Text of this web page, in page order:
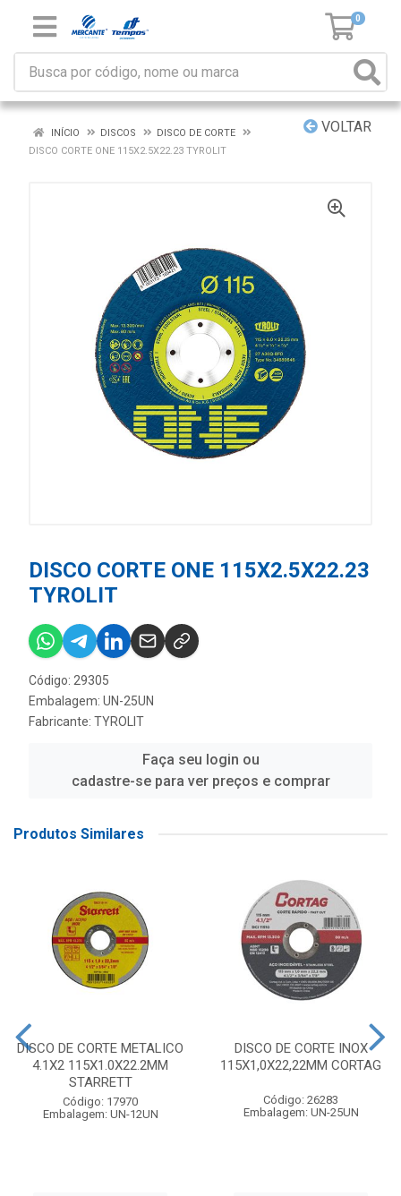
0
VOLTAR
INÍCIO DISCOS
DISCO DE CORTE
DISCO CORTE ONE 115X2.5X22.23 TYROLIT
DISCO CORTE ONE 115X2.5X22.23
TYROLIT
Código: 29305
Embalagem: UN-25UN
Fabricante: TYROLIT
Faça seu login ou
cadastre-se para ver preços e comprar
Produtos Similares
DISCO DE CORTE METALICO
4.1X2 115X1.0X22.2MM
STARRETT
Código: 17970
Embalagem: UN-12UN
DISCO DE CORTE INOX
115X1,0X22,22MM CORTAG
Código: 26283
Embalagem: UN-25UN